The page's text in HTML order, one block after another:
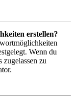
erstellen?
Wenn du
zu